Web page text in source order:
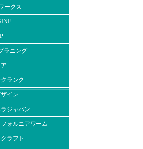
ークス
ラニング
ア
クランク
ザイン
ラジャパン
フォルニアワーム
クラフト